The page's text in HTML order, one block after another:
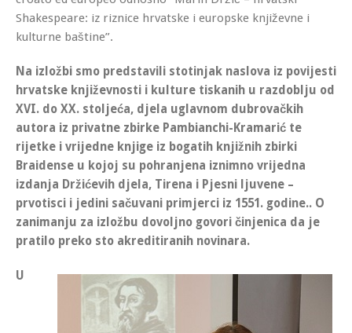
Shakespeare: iz riznice hrvatske i europske književne i
kulturne baštine”.
Na izložbi smo predstavili stotinjak naslova iz povijesti
hrvatske književnosti i kulture tiskanih u razdoblju od
XVI. do XX. stoljeća, djela uglavnom dubrovačkih
autora iz privatne zbirke Pambianchi-Kramarić te
rijetke i vrijedne knjige iz bogatih knjižnih zbirki
Braidense u kojoj su pohranjena iznimno vrijedna
izdanja Držićevih djela, Tirena i Pjesni ljuvene –
prvotisci i jedini sačuvani primjerci iz 1551. godine.. O
zanimanju za izložbu dovoljno govori činjenica da je
pratilo preko sto akreditiranih novinara.
U